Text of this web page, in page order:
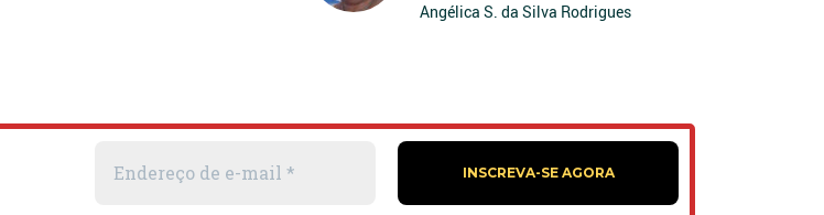
Angélica S. da Silva Rodrigues